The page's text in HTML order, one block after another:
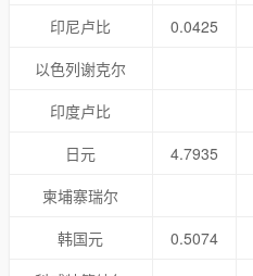
印尼卢比
0.0425
以色列谢克尔
印度卢比
日元
4.7935
柬埔寨瑞尔
韩国元
0.5074